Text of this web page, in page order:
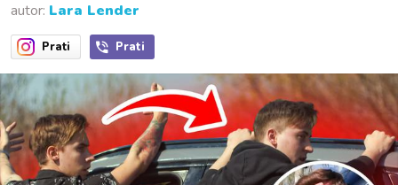
autor: Lara Lender
Prati Prati